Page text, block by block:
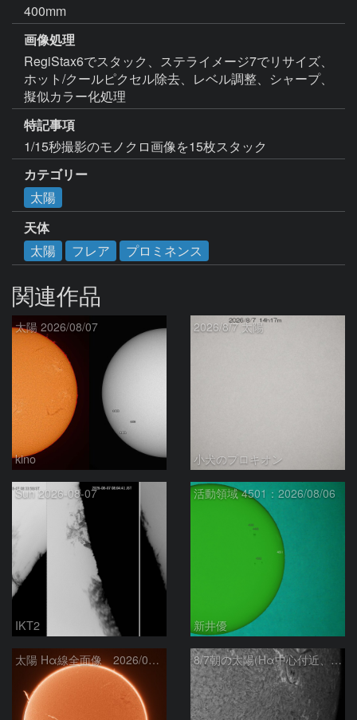
400mm
画像処理
RegiStax6でスタック、ステライメージ7でリサイズ、
ホット/クールピクセル除去、レベル調整、シャープ、
擬似カラー化処理
特記事項
1/15秒撮影のモノクロ画像を15枚スタック
カテゴリー
太陽
天体
太陽
フレア プロミネンス
関連作品
太陽 2026/08/07
kino
2026/8/7 太陽
小犬のプロキオン
Sun 2026-08-07
IKT2
活動領域 4501：2026/08/06
新井優
太陽 Hα線全面像 2026/08/07 8/7朝の太陽(Hα中心付近、4498、4502付近)